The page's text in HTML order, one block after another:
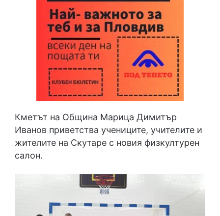
Кметът на Община Марица Димитър
Иванов приветства учениците, учителите и
жителите на Скутаре с новия физкултурен
салон.